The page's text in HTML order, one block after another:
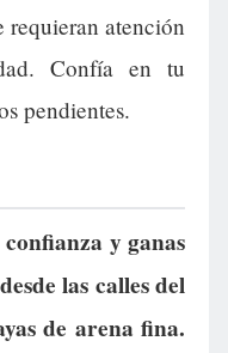
requieran atención
Confía en tu
pendientes.
y ganas
las calles del
de arena fina.